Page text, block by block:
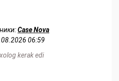
Case Nova
06:59
kerak edi